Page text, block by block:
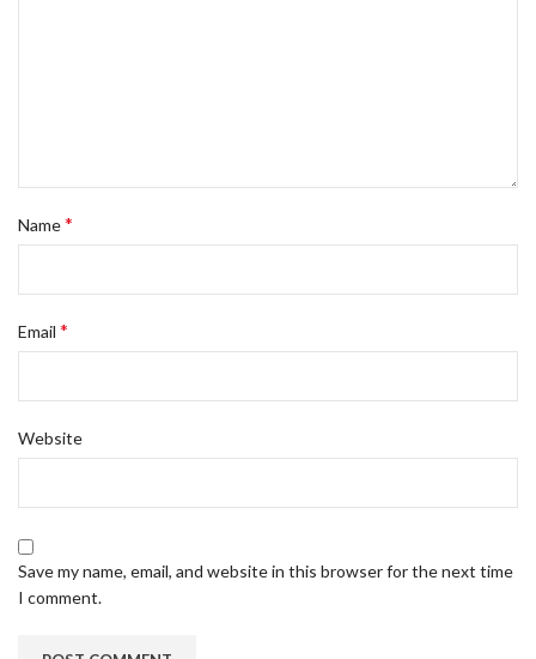
Name*
Email *
Website
Save my name, email, and website in this browser for the next time
I comment.